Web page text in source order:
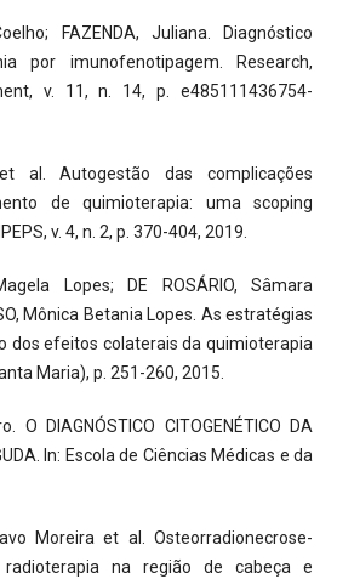
FAZENDA, Juliana. Diagnóstico
por imunofenotipagem. Research,
v. 11, n. 14, p. e485111436754-
et al. Autogestão das complicações
de quimioterapia: uma scoping
v. 4, n. 2, p. 370-404, 2019.
Lopes; DE ROSÁRIO, Sâmara
Mônica Betania Lopes. As estratégias
dos efeitos colaterais da quimioterapia
Maria), p. 251-260, 2015.
O DIAGNÓSTICO CITOGENÉTICO DA
In: Escola de Ciências Médicas e da
Moreira et al. Osteorradionecrose-
na região de cabeça e